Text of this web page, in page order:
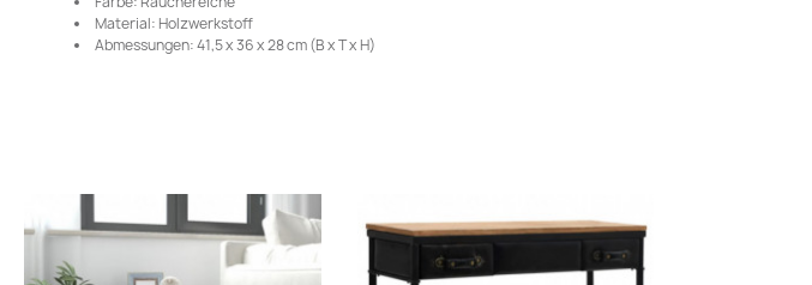
Material: Holzwerkstoff
Abmessungen: 41,5 x 36 x 28 cm (B x T x H)